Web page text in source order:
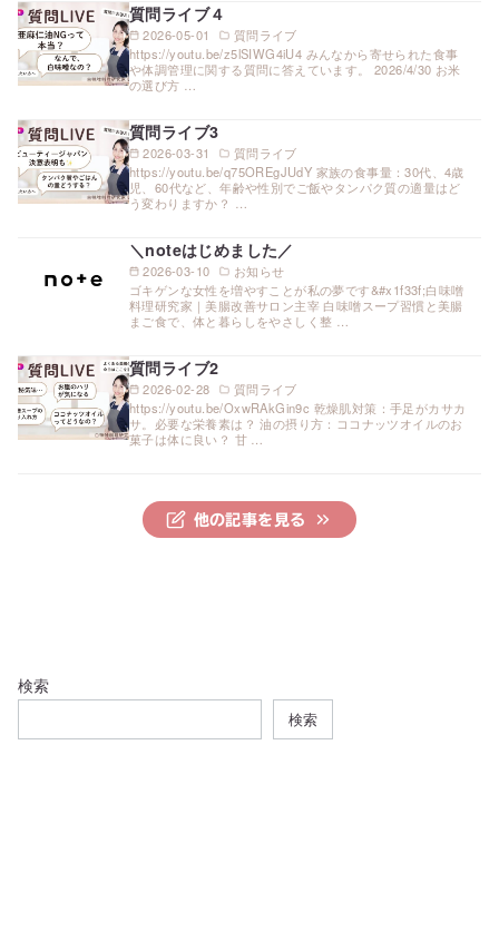
2026-05-01 質問ライブ
質問ライブ４
https://youtu.be/z5lSIWG4iU4 みんなから寄せられた食事
や体調管理に関する質問に答えています。 2026/4/30 お米
の選び方 …
2026-03-31 質問ライブ
質問ライブ3
https://youtu.be/q75OREgJUdY 家族の食事量：30代、4歳
児、60代など、年齢や性別でご飯やタンパク質の適量はど
う変わりますか？ …
2026-03-10 お知らせ
＼noteはじめました／
ゴキゲンな女性を増やすことが私の夢です&#x1f33f;白味噌
料理研究家｜美腸改善サロン主宰 白味噌スープ習慣と美腸
まご食で、体と暮らしをやさしく整 …
2026-02-28 質問ライブ
質問ライブ2
https://youtu.be/OxwRAkGin9c 乾燥肌対策：手足がカサカ
サ。必要な栄養素は？ 油の摂り方：ココナッツオイルのお
菓子は体に良い？ 甘 …
他の記事を見る
検索
検索